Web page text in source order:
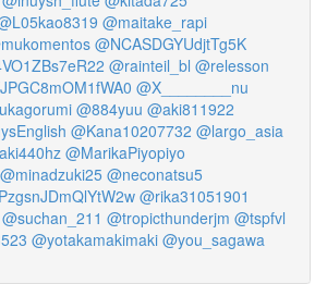
@maitake_rapi
@NCASDGYUdjtTg5K
@rainteil_bl @relesson
@X________nu
@884yuu @aki811922
@Kana10207732 @largo_asia
@MarikaPiyopiyo
@minadzuki25 @neconatsu5
@rika31051901
@suchan_211 @tropicthunderjm @tspfvl
@yotakamakimaki @you_sagawa